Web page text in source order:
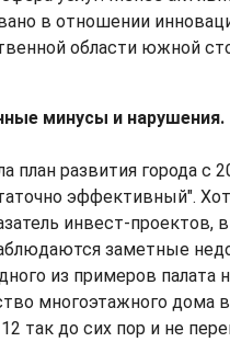
в отношении
области южной
минусы и нарушения.
план развития города с
эффективный".
инвест-проектов,
заметные
из примеров палата
многоэтажного дома
так до сих пор и не